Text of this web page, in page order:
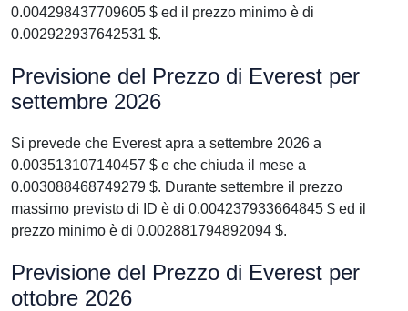
0.004298437709605 $ ed il prezzo minimo è di
0.002922937642531 $.
Previsione del Prezzo di Everest per
settembre 2026
Si prevede che Everest apra a settembre 2026 a
0.003513107140457 $ e che chiuda il mese a
0.003088468749279 $. Durante settembre il prezzo
massimo previsto di ID è di 0.004237933664845 $ ed il
prezzo minimo è di 0.002881794892094 $.
Previsione del Prezzo di Everest per
ottobre 2026